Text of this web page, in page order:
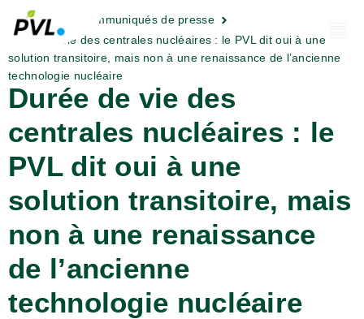
Actualités
Communiqués de presse
Durée de vie des centrales nucléaires : le PVL dit oui à une
solution transitoire, mais non à une renaissance de l’ancienne
technologie nucléaire
Durée de vie des
centrales nucléaires : le
PVL dit oui à une
solution transitoire, mais
non à une renaissance
de l’ancienne
technologie nucléaire